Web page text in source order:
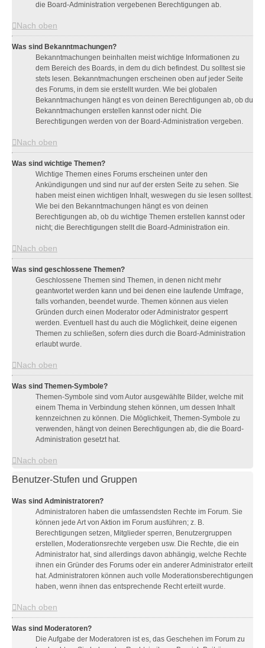
die Board-Administration vergebenen Berechtigungen ab.
Nach oben
Was sind Bekanntmachungen?
Bekanntmachungen beinhalten meist wichtige Informationen zu
dem Bereich des Boards, in dem du dich befindest. Du solltest sie
stets lesen. Bekanntmachungen erscheinen oben auf jeder Seite
des Forums, in dem sie erstellt wurden. Wie bei globalen
Bekanntmachungen hängt es von deinen Berechtigungen ab, ob du
Bekanntmachungen erstellen kannst oder nicht. Die
Berechtigungen werden von der Board-Administration vergeben.
Nach oben
Was sind wichtige Themen?
Wichtige Themen eines Forums erscheinen unter den
Ankündigungen und sind nur auf der ersten Seite zu sehen. Sie
haben meist einen wichtigen Inhalt, weswegen du sie lesen solltest.
Wie bei den Bekanntmachungen hängt es von deinen
Berechtigungen ab, ob du wichtige Themen erstellen kannst oder
nicht; die Berechtigungen stellt die Board-Administration ein.
Nach oben
Was sind geschlossene Themen?
Geschlossene Themen sind Themen, in denen nicht mehr
geantwortet werden kann und bei denen eine laufende Umfrage,
falls vorhanden, beendet wurde. Themen können aus vielen
Gründen durch einen Moderator oder Administrator gesperrt
werden. Eventuell hast du auch die Möglichkeit, deine eigenen
Themen zu schließen, sofern dies durch die Board-Administration
erlaubt wurde.
Nach oben
Was sind Themen-Symbole?
Themen-Symbole sind vom Autor ausgewählte Bilder, welche mit
einem Thema in Verbindung stehen können, um dessen Inhalt
kennzeichnen zu können. Die Möglichkeit, Themen-Symbole zu
verwenden, hängt von deinen Berechtigungen ab, die die Board-
Administration gesetzt hat.
Nach oben
Benutzer-Stufen und Gruppen
Was sind Administratoren?
Administratoren haben die umfassendsten Rechte im Forum. Sie
können jede Art von Aktion im Forum ausführen; z. B.
Berechtigungen setzen, Mitglieder sperren, Benutzergruppen
erstellen, Moderationsrechte vergeben usw. Die Rechte, die ein
Administrator hat, sind allerdings davon abhängig, welche Rechte
ihnen ein Gründer des Forums oder ein anderer Administrator erteilt
hat. Administratoren können auch volle Moderationsberechtigungen
haben, wenn ihnen das entsprechende Recht erteilt wurde.
Nach oben
Was sind Moderatoren?
Die Aufgabe der Moderatoren ist es, das Geschehen im Forum zu